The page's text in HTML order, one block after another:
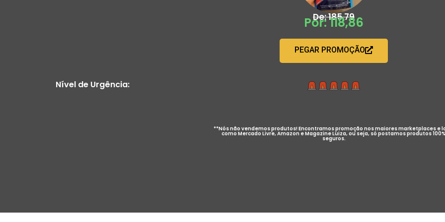
De: 185,79
Por: 118,86
PEGAR PROMOÇÃO
Nível de Urgência:
**Nós não vendemos produtos! Encontramos promoção nos maiores marketplaces e
como Mercado Livre, Amazon e Magazine Luiza, ou seja, só postamos produtos 100%
seguros.